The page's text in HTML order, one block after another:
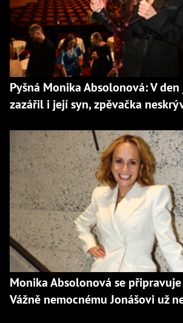
Pyšná Monika Absolonová: V
zazářil i její syn, zpěvačka
Monika Absolonová se
Vážně nemocnému Jonášovi už